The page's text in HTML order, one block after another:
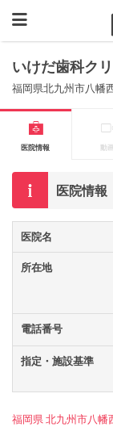
いけだ歯科ク
福岡県北九州市八幡
医院情報 動画
医院情報
医院名
所在地
電話番号
指定・施設基準
福岡県 北九州市八幡